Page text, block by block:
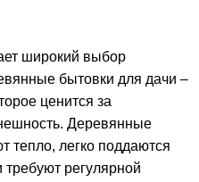
широкий выбор
бытовки для дачи –
ценится за
Деревянные
тепло, легко поддаются
требуют регулярной